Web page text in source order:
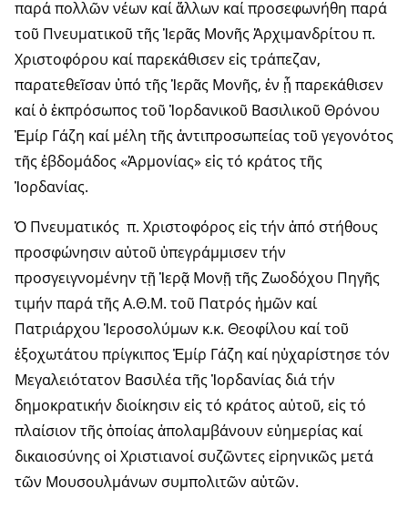
παρά πολλῶν νέων καί ἄλλων καί προσεφωνήθη παρά
τοῦ Πνευματικοῦ τῆς Ἱερᾶς Μονῆς Ἀρχιμανδρίτου π.
Χριστοφόρου καί παρεκάθισεν εἰς τράπεζαν,
παρατεθεῖσαν ὑπό τῆς Ἱερᾶς Μονῆς, ἐν ᾗ παρεκάθισεν
καί ὁ ἐκπρόσωπος τοῦ Ἰορδανικοῦ Βασιλικοῦ Θρόνου
Ἐμίρ Γάζη καί μέλη τῆς ἀντιπροσωπείας τοῦ γεγονότος
τῆς ἑβδομάδος «Ἁρμονίας» εἰς τό κράτος τῆς
Ἰορδανίας.
Ὁ Πνευματικός π. Χριστοφόρος εἰς τήν ἀπό στήθους
προσφώνησιν αὐτοῦ ὑπεγράμμισεν τήν
προσγειγνομένην τῇ Ἱερᾷ Μονῇ τῆς Ζωοδόχου Πηγῆς
τιμήν παρά τῆς Α.Θ.Μ. τοῦ Πατρός ἡμῶν καί
Πατριάρχου Ἱεροσολύμων κ.κ. Θεοφίλου καί τοῦ
ἐξοχωτάτου πρίγκιπος Ἐμίρ Γάζη καί ηὐχαρίστησε τόν
Μεγαλειότατον Βασιλέα τῆς Ἰορδανίας διά τήν
δημοκρατικήν διοίκησιν εἰς τό κράτος αὐτοῦ, εἰς τό
πλαίσιον τῆς ὁποίας ἀπολαμβάνουν εὐημερίας καί
δικαιοσύνης οἱ Χριστιανοί συζῶντες εἰρηνικῶς μετά
τῶν Μουσουλμάνων συμπολιτῶν αὐτῶν.